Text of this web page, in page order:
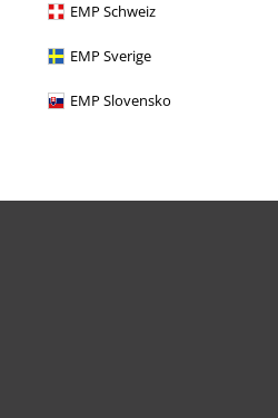
EMP Schweiz
EMP Sverige
EMP Slovensko